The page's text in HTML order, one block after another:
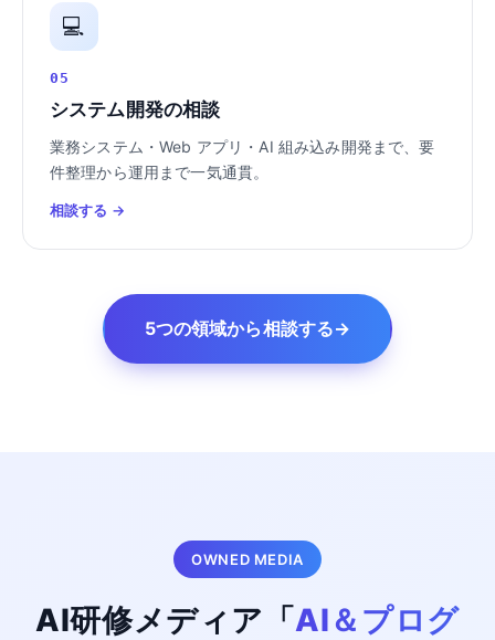
💻
05
システム開発の相談
業務システム・Web アプリ・AI 組み込み開発まで、要
件整理から運用まで一気通貫。
相談する →
5つの領域から相談する→
OWNED MEDIA
AI研修メディア「AI＆プログ